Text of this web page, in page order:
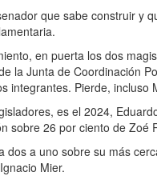
que sabe construir y
en puerta los dos
la Junta de Coordinación
integrantes. Pierde, incluso
es el 2024,
sobre 26 por ciento de Zoé
dos a uno sobre su más
Mier.